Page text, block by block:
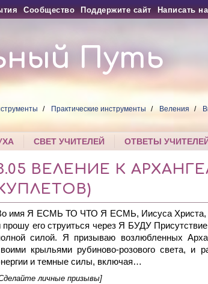
Сообщество Поддержите сайт Написать
Путь
Практические инструменты Веления
СВЕТ УЧИТЕЛЕЙ ОТВЕТЫ
ВЕЛЕНИЕ К
имя Я ЕСМЬ ТО ЧТО Я ЕСМЬ, Иисуса Христа,
прошу его струиться через Я БУДУ
силой. Я призываю возлюбленных
крыльями рубиново-розового света, и
и темные силы, включая…
личные призывы]